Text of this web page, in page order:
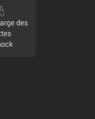
des